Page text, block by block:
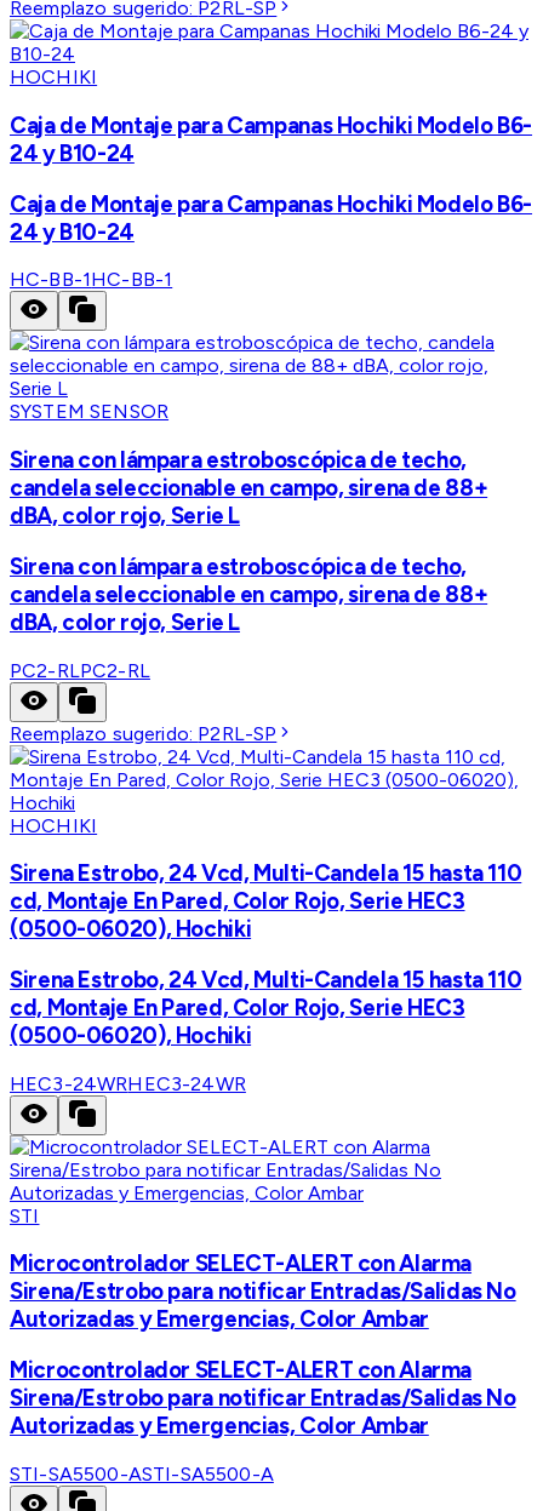
Reemplazo sugerido: P2RL-SP
HOCHIKI
Caja de Montaje para Campanas Hochiki Modelo B6-
24 y B10-24
Caja de Montaje para Campanas Hochiki Modelo B6-
24 y B10-24
HC-BB-1HC-BB-1
SYSTEM SENSOR
Sirena con lámpara estroboscópica de techo,
candela seleccionable en campo, sirena de 88+
dBA, color rojo, Serie L
Sirena con lámpara estroboscópica de techo,
candela seleccionable en campo, sirena de 88+
dBA, color rojo, Serie L
PC2-RLPC2-RL
Reemplazo sugerido: P2RL-SP
HOCHIKI
Sirena Estrobo, 24 Vcd, Multi-Candela 15 hasta 110
cd, Montaje En Pared, Color Rojo, Serie HEC3
(0500-06020), Hochiki
Sirena Estrobo, 24 Vcd, Multi-Candela 15 hasta 110
cd, Montaje En Pared, Color Rojo, Serie HEC3
(0500-06020), Hochiki
HEC3-24WRHEC3-24WR
STI
Microcontrolador SELECT-ALERT con Alarma
Sirena/Estrobo para notificar Entradas/Salidas No
Autorizadas y Emergencias, Color Ambar
Microcontrolador SELECT-ALERT con Alarma
Sirena/Estrobo para notificar Entradas/Salidas No
Autorizadas y Emergencias, Color Ambar
STI-SA5500-ASTI-SA5500-A